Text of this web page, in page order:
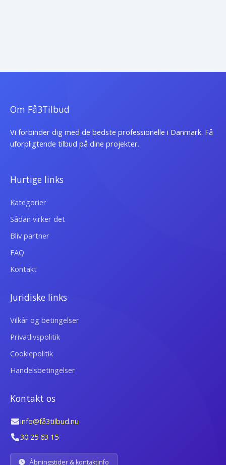
Om Få3Tilbud
Vi forbinder dig med de bedste professionelle i Danmark. Få
uforpligtende tilbud på dine projekter.
Hurtige links
Kategorier
Sådan virker det
Bliv partner
FAQ
Kontakt
Juridiske links
Vilkår og betingelser
Privatlivspolitik
Cookiepolitik
Handelsbetingelser
Kontakt os
info@få3tilbud.nu
30 25 63 15
Åbningstider & kontaktinfo